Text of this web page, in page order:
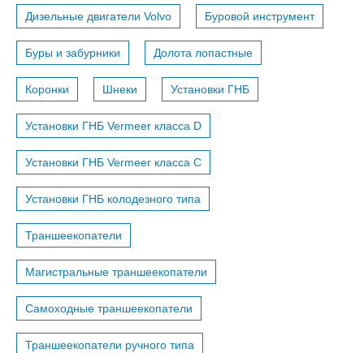
Дизельные двигатели Volvo Буровой инструмент
Буры и забурники Долота лопастные
Коронки Шнеки Установки ГНБ
Установки ГНБ Vermeer класса D
Установки ГНБ Vermeer класса С
Установки ГНБ колодезного типа
Траншеекопатели
Магистральные траншеекопатели
Самоходные траншеекопатели
Траншеекопатели ручного типа